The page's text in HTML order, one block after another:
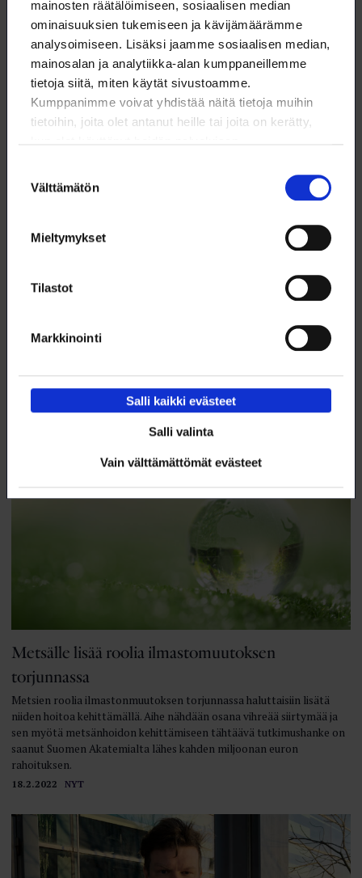
mainosten räätälöimiseen, sosiaalisen median
ominaisuuksien tukemiseen ja kävijämäärämme
analysoimiseen. Lisäksi jaamme sosiaalisen median,
mainosalan ja analytiikka-alan kumppaneillemme
tietoja siitä, miten käytät sivustoamme.
Kumppanimme voivat yhdistää näitä tietoja muihin
tietoihin, joita olet antanut heille tai joita on kerätty,
valinta
Välttämätön
Mieltymykset
Tilastot
Markkinointi
Salli kaikki evästeet
Salli valinta
Vain välttämättömät evästeet
18.2.2022 NYT
18.2.2022 NYT
Synteettinen biologia suostuttelee mikrobeja
tuottamaan haluttuja aineita
Synteettinen biologia tarjoaa omat välineensä kiertotalouden ja
kestävän kehityksen ratkaisuihin. Alan kehitystä on vauhditettu
Suomessa noin kymmenen vuotta sitten käynnistyneellä Suomen
18.2.2022 NYT
Metsälle lisää roolia ilmastomuutoksen
torjunnassa
Metsien roolia ilmastonmuutoksen torjunnassa haluttaisiin lisätä
niiden hoitoa kehittämällä. Aihe nähdään osana vihreää siirtymää ja
sen myötä metsänhoidon kehittämiseen tähtäävä tutkimushanke on
saanut Suomen Akatemialta lähes kahden miljoonan euron
rahoituksen.